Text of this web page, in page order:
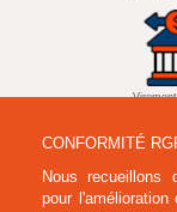
CONFORMITÉ
Nous recueillons
pour